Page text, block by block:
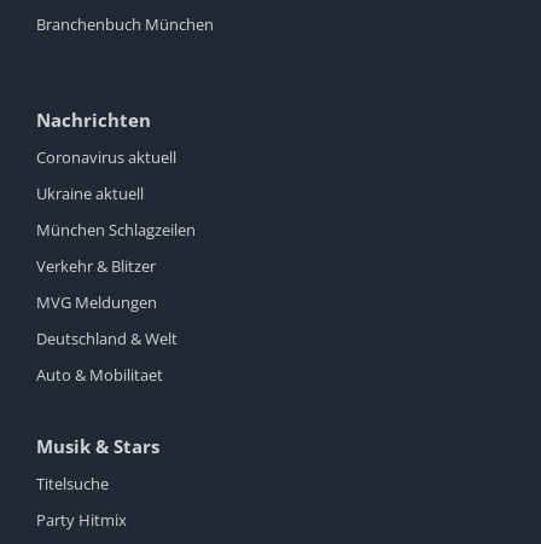
Branchenbuch München
Nachrichten
Coronavirus aktuell
Ukraine aktuell
München Schlagzeilen
Verkehr & Blitzer
MVG Meldungen
Deutschland & Welt
Auto & Mobilitaet
Musik & Stars
Titelsuche
Party Hitmix